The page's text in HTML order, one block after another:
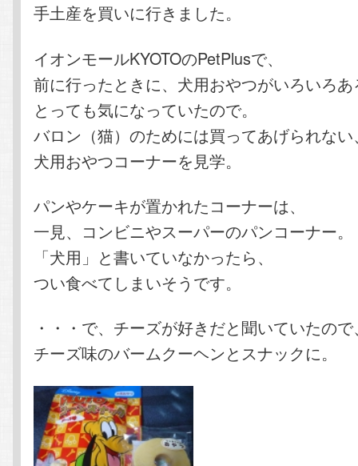
手土産を買いに行きました。
イオンモールKYOTOのPetPlusで、
前に行ったときに、犬用おやつがいろいろ
とっても気になっていたので。
バロン（猫）のためには買ってあげられない
犬用おやつコーナーを見学。
パンやケーキが置かれたコーナーは、
一見、コンビニやスーパーのパンコーナー。
「犬用」と書いていなかったら、
つい食べてしまいそうです。
・・・で、チーズが好きだと聞いていたので
チーズ味のバームクーヘンとスナックに。